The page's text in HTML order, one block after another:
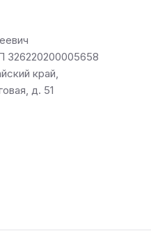
326220200005658
край,
д. 51